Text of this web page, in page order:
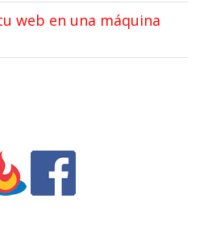
web en una máquina